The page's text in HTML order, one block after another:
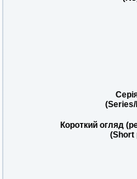
Короткий огляд
(Short